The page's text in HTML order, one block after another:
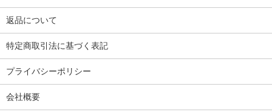
返品について
特定商取引法に基づく表記
プライバシーポリシー
会社概要